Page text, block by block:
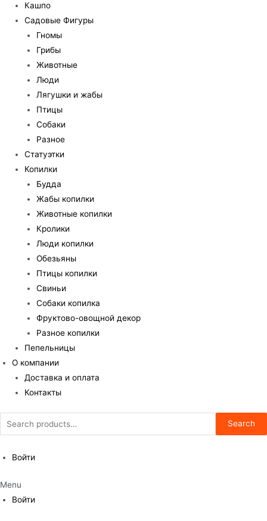
Кашпо
Садовые Фигуры
Гномы
Грибы
Животные
Люди
Лягушки и жабы
Птицы
Собаки
Разное
Статуэтки
Копилки
Будда
Жабы копилки
Животные копилки
Кролики
Люди копилки
Обезьяны
Птицы копилки
Свиньи
Собаки копилка
Фруктово-овощной декор
Разное копилки
Пепельницы
О компании
Доставка и оплата
Контакты
Search
for:
Search
Войти
Menu
Войти